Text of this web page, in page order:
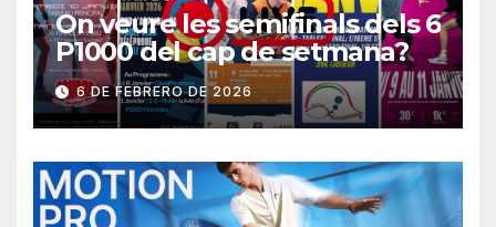
On veure les semifinals dels 6
P1000 del cap de setmana?
6 DE FEBRERO DE 2026